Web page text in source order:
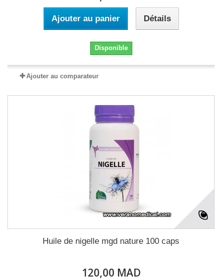
Ajouter au panier Détails
Disponible
Ajouter au comparateur
Huile de nigelle mgd nature 100 caps
120,00 MAD